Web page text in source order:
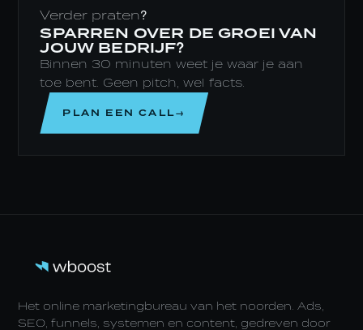
Verder praten?
SPARREN OVER DE GROEI VAN
JOUW BEDRIJF?
Binnen 30 minuten weet je waar je aan
toe bent. Geen pitch, wel facts.
PLAN EEN CALL→
Het online marketingbureau van het noorden. Ads,
SEO, funnels, systemen en content, gedreven door